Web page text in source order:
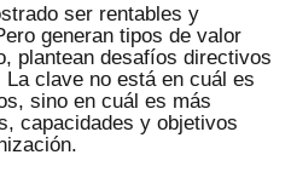
ser rentables y
generan tipos de valor
plantean desafíos directivos
clave no está en cuál es
sino en cuál es más
capacidades y objetivos